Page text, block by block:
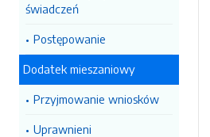
świadczeń
Postępowanie
Dodatek mieszaniowy
Przyjmowanie wniosków
Uprawnieni